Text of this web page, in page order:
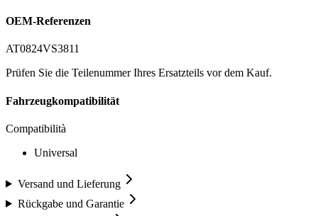
OEM-Referenzen
AT0824VS3811
Prüfen Sie die Teilenummer Ihres Ersatzteils vor dem Kauf.
Fahrzeugkompatibilität
Compatibilità
Universal
Versand und Lieferung
Rückgabe und Garantie